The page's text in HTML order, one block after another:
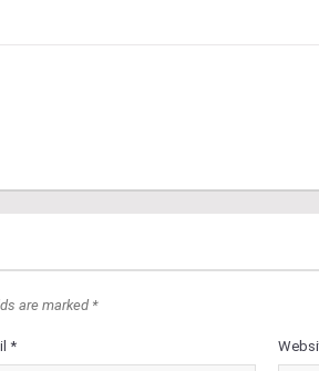
are marked *
*